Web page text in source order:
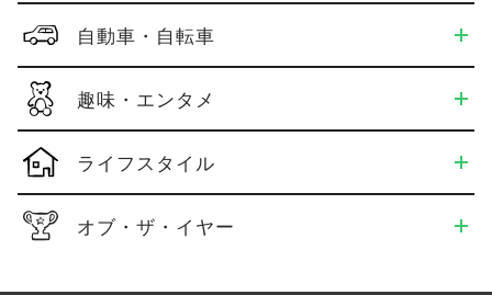
自動車・自転車
趣味・エンタメ
ライフスタイル
オブ・ザ・イヤー